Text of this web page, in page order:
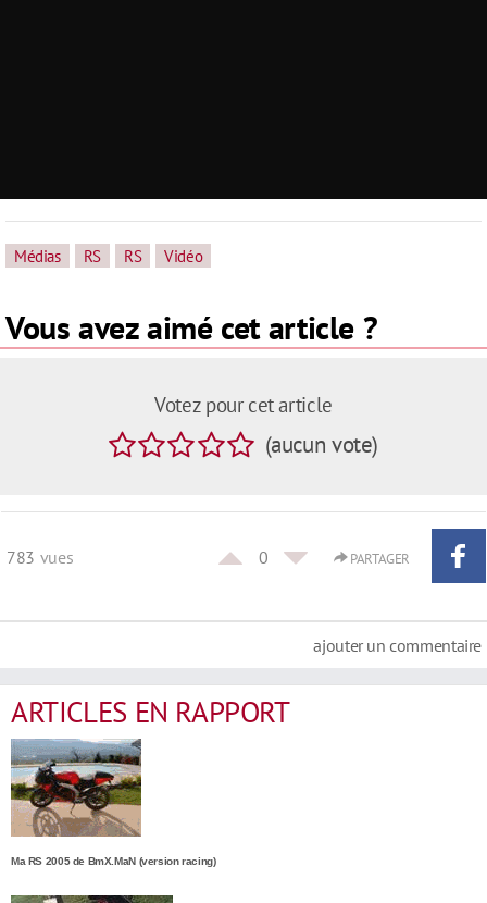
Médias RS RS Vidéo
Vous avez aimé cet article ?
Votez pour cet article
(aucun vote)
783 vues 0 PARTAGER
ajouter un commentaire
ARTICLES EN RAPPORT
Ma RS 2005 de BmX.MaN (version racing)